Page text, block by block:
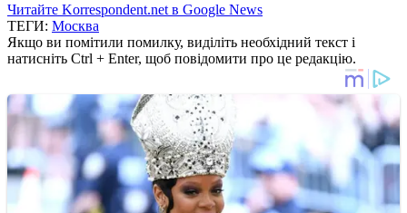
Читайте Korrespondent.net в Google News
ТЕГИ: Москва
Якщо ви помітили помилку, виділіть необхідний текст і
натисніть Ctrl + Enter, щоб повідомити про це редакцію.